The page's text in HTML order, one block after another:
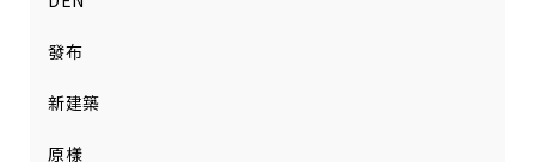
發布
新建築
原樣